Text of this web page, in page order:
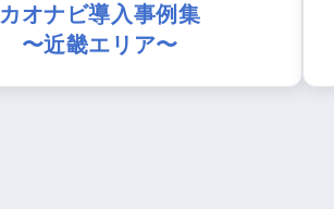
カオナビ導入事例集
〜近畿エリア〜